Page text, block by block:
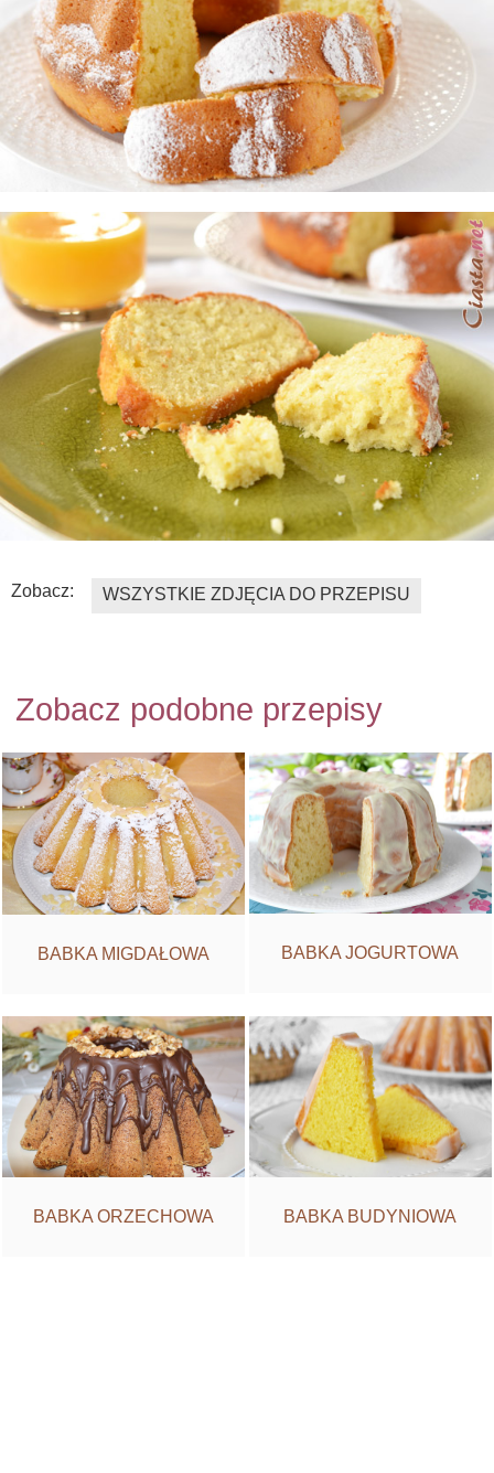
Zobacz: WSZYSTKIE ZDJĘCIA DO PRZEPISU
Zobacz podobne przepisy
BABKA MIGDAŁOWA BABKA JOGURTOWA
BABKA ORZECHOWA BABKA BUDYNIOWA